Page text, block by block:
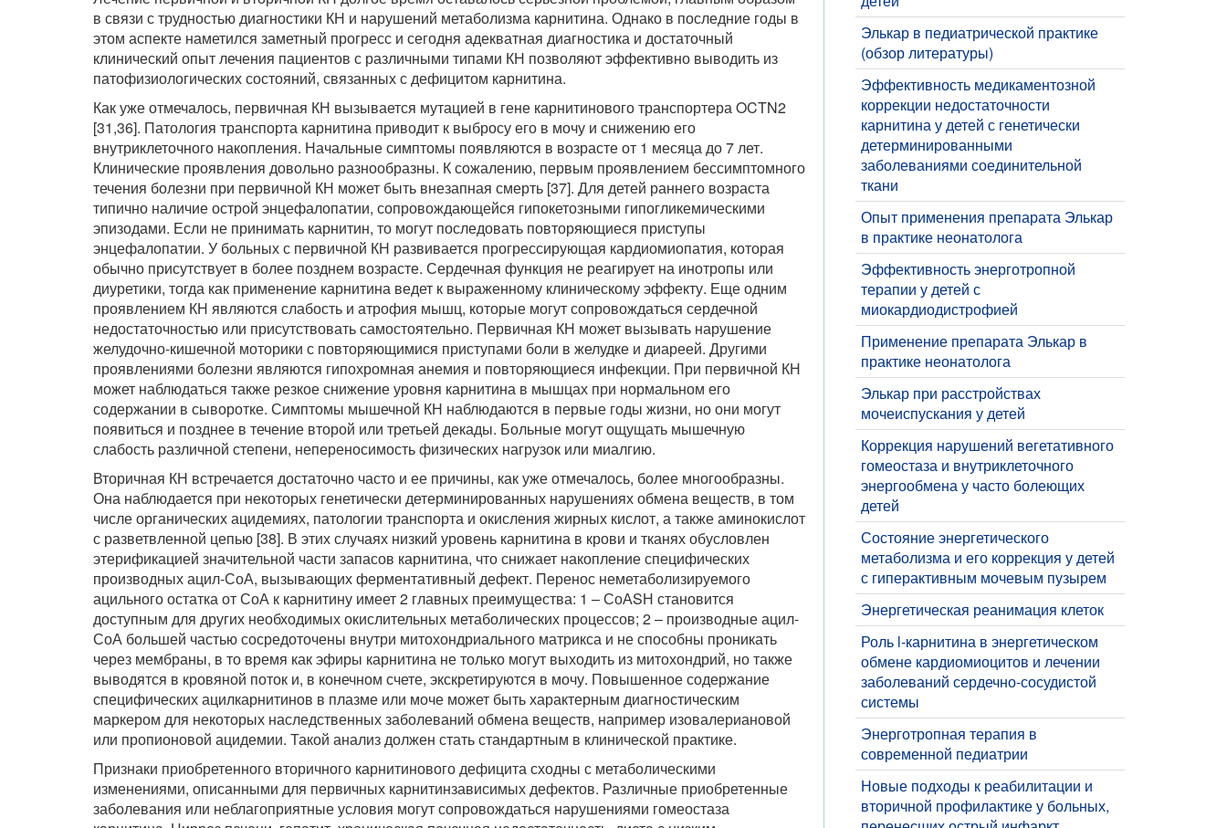
в связи с трудностью диагностики КН и нарушений метаболизма карнитина. Однако в последние годы в
этом аспекте наметился заметный прогресс и сегодня адекватная диагностика и достаточный
клинический опыт лечения пациентов с различными типами КН позволяют эффективно выводить из
патофизиологических состояний, связанных с дефицитом карнитина.
Как уже отмечалось, первичная КН вызывается мутацией в гене карнитинового транспортера OCTN2
[31,36]. Патология транспорта карнитина приводит к выбросу его в мочу и снижению его
внутриклеточного накопления. Начальные симптомы появляются в возрасте от 1 месяца до 7 лет.
Клинические проявления довольно разнообразны. К сожалению, первым проявлением бессимптомного
течения болезни при первичной КН может быть внезапная смерть [37]. Для детей раннего возраста
типично наличие острой энцефалопатии, сопровождающейся гипокетозными гипогликемическими
эпизодами. Если не принимать карнитин, то могут последовать повторяющиеся приступы
энцефалопатии. У больных с первичной КН развивается прогрессирующая кардиомиопатия, которая
обычно присутствует в более позднем возрасте. Сердечная функция не реагирует на инотропы или
диуретики, тогда как применение карнитина ведет к выраженному клиническому эффекту. Еще одним
проявлением КН являются слабость и атрофия мышц, которые могут сопровождаться сердечной
недостаточностью или присутствовать самостоятельно. Первичная КН может вызывать нарушение
желудочно-кишечной моторики с повторяющимися приступами боли в желудке и диареей. Другими
проявлениями болезни являются гипохромная анемия и повторяющиеся инфекции. При первичной КН
может наблюдаться также резкое снижение уровня карнитина в мышцах при нормальном его
содержании в сыворотке. Симптомы мышечной КН наблюдаются в первые годы жизни, но они могут
появиться и позднее в течение второй или третьей декады. Больные могут ощущать мышечную
слабость различной степени, непереносимость физических нагрузок или миалгию.
Вторичная КН встречается достаточно часто и ее причины, как уже отмечалось, более многообразны.
Она наблюдается при некоторых генетически детерминированных нарушениях обмена веществ, в том
числе органических ацидемиях, патологии транспорта и окисления жирных кислот, а также аминокислот
с разветвленной цепью [38]. В этих случаях низкий уровень карнитина в крови и тканях обусловлен
этерификацией значительной части запасов карнитина, что снижает накопление специфических
производных ацил-СоА, вызывающих ферментативный дефект. Перенос неметаболизируемого
ацильного остатка от СоА к карнитину имеет 2 главных преимущества: 1 – СоАSН становится
доступным для других необходимых окислительных метаболических процессов; 2 – производные ацил-
СоА большей частью сосредоточены внутри митохондриального матрикса и не способны проникать
через мембраны, в то время как эфиры карнитина не только могут выходить из митохондрий, но также
выводятся в кровяной поток и, в конечном счете, экскретируются в мочу. Повышенное содержание
специфических ацилкарнитинов в плазме или моче может быть характерным диагностическим
маркером для некоторых наследственных заболеваний обмена веществ, например изовалериановой
или пропионовой ацидемии. Такой анализ должен стать стандартным в клинической практике.
Признаки приобретенного вторичного карнитинового дефицита сходны с метаболическими
изменениями, описанными для первичных карнитинзависимых дефектов. Различные приобретенные
заболевания или неблагоприятные условия могут сопровождаться нарушениями гомеостаза
Элькар в педиатрической практике
(обзор литературы)
Эффективность медикаментозной
коррекции недостаточности
карнитина у детей с генетически
детерминированными
заболеваниями соединительной
ткани
Опыт применения препарата Элькар
в практике неонатолога
Эффективность энерготропной
терапии у детей с
миокардиодистрофией
Применение препарата Элькар в
практике неонатолога
Элькар при расстройствах
мочеиспускания у детей
Коррекция нарушений вегетативного
гомеостаза и внутриклеточного
энергообмена у часто болеющих
детей
Состояние энергетического
метаболизма и его коррекция у детей
с гиперактивным мочевым пузырем
Энергетическая реанимация клеток
Роль l-карнитина в энергетическом
обмене кардиомиоцитов и лечении
заболеваний сердечно-сосудистой
системы
Энерготропная терапия в
современной педиатрии
Новые подходы к реабилитации и
вторичной профилактике у больных,